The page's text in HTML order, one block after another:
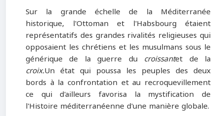
Sur la grande échelle de la Méditerranée
historique, l'Ottoman et l'Habsbourg étaient
représentatifs des grandes rivalités religieuses qui
opposaient les chrétiens et les musulmans sous le
générique de la guerre du croissantet de la
croix.Un état qui poussa les peuples des deux
bords à la confrontation et au recroquevillement
ce qui d'ailleurs favorisa la mystification de
l'Histoire méditerranéenne d'une manière globale.